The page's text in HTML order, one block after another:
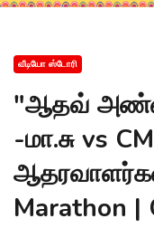
வீடியோ ஸ்டோரி
"ஆதவ்
-மா.சு vs
Marathon |